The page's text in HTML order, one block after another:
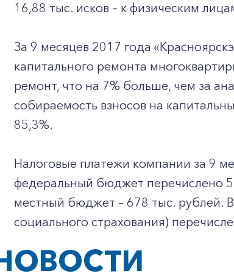
Частным клиентам
16,88 тыс. исков – к физическим
За 9 месяцев 2017 года
капитального ремонта
ремонт, что на 7% больше, чем за
собираемость взносов на
85,3%.
Налоговые платежи компании за 9
федеральный бюджет перечислено
местный бюджет – 678 тыс. рублей.
социального страхования)